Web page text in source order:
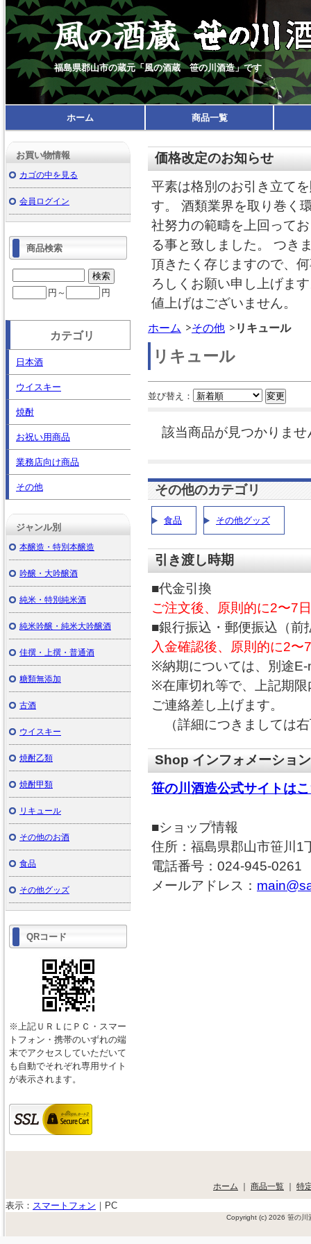
福島県郡山市の蔵元「風の酒蔵 笹の川酒造」です
ホーム 商品一覧
価格改定のお知らせ
平素は格別のお引き立て
す。 酒類業界を取り巻く
社努力の範疇を上回って
る事と致しました。 つき
頂きたく存じますので、
ろしくお願い申し上げま
値上げはございません。
ホーム その他 リキュール
リキュール
並び替え：
該当商品が見つかりませ
その他のカテゴリ
食品 その他グッズ
引き渡し時期
■代金引換
ご注文後、原則的に2〜7
■銀行振込・郵便振込（前
入金確認後、原則的に2
※納期については、別途
※在庫切れ等で、上記期
ご連絡差し上げます。
（詳細につきましては
Shop インフォメーション
笹の川酒造公式サイトは
■ショップ情報
住所：福島県郡山市笹川1
電話番号：024-945-0261
メールアドレス：
お買い物情報
カゴの中を見る
会員ログイン
商品検索
円～ 円
カテゴリ
日本酒
ウイスキー
焼酎
お祝い用商品
業務店向け商品
その他
ジャンル別
本醸造・特別本醸造
吟醸・大吟醸酒
純米・特別純米酒
純米吟醸・純米大吟醸酒
佳撰・上撰・普通酒
糖類無添加
古酒
ウイスキー
焼酎乙類
焼酎甲類
リキュール
その他のお酒
食品
その他グッズ
QRコード
※上記ＵＲＬにＰＣ・スマー
トフォン・携帯のいずれの端
末でアクセスしていただいて
も自動でそれぞれ専用サイト
が表示されます。
ホーム ｜ 商品一覧 ｜ 特
表示： スマートフォン ｜ PC
Copyright (c) 2026 笹の